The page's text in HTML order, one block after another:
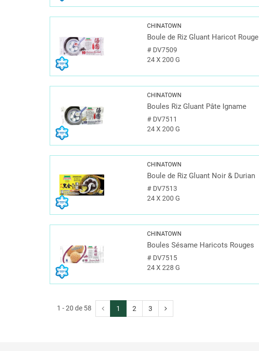
CHINATOWN
Boule de Riz Gluant Haricot Rouge
# DV7509
24 X 200 G
CHINATOWN
Boules Riz Gluant Pâte Igname
# DV7511
24 X 200 G
CHINATOWN
Boule de Riz Gluant Noir & Durian
# DV7513
24 X 200 G
CHINATOWN
Boules Sésame Haricots Rouges
# DV7515
24 X 228 G
1 - 20 de 58 1 2 3